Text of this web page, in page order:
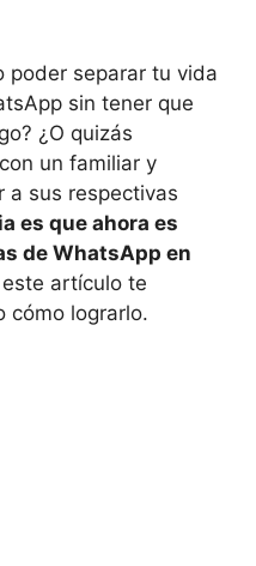
‌poder separar ‌tu vida⁤
‍sin tener que
¿O quizás
un familiar y
a sus ⁤respectivas
es que ahora ⁣es
de ‍WhatsApp ‌en
‍artículo te
cómo ⁣lograrlo.